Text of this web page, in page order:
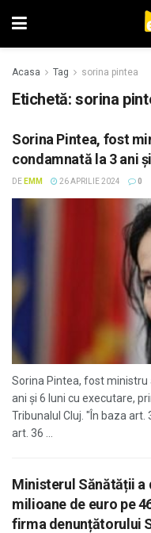
Acasa Tag sorina pintea
Etichetă: sorina
Sorina Pintea, fost
condamnată la 3 ani
DE EMM 26 APRILIE 2024 0
Sorina Pintea, fost
ani şi 6 luni cu executare,
Tribunalul Cluj. "În baza art.
art. 36 ...
Ministerul Sănătății a
milioane de euro pe
firma denunțătorului